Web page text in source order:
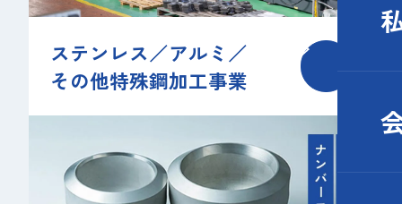
ステンレス／アルミ／
その他特殊鋼加工事業